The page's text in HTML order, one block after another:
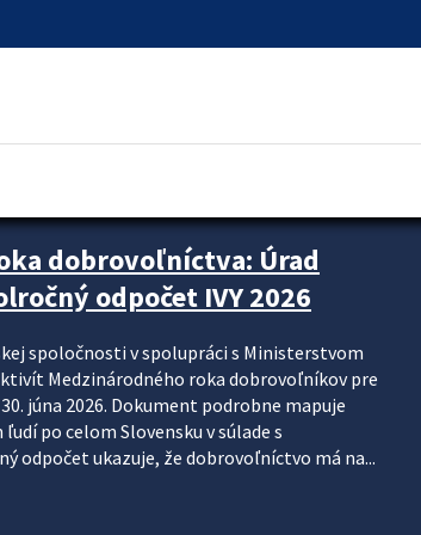
krok za krokom
systému DPH a digitalizácie fakturačných
k tomu, aby sa elektronická faktúra stala
je priniesť jednoduchšie, rýchlejšie a
údajov, znížiť riziko chýb a podporiť
preto nepredstavuje...